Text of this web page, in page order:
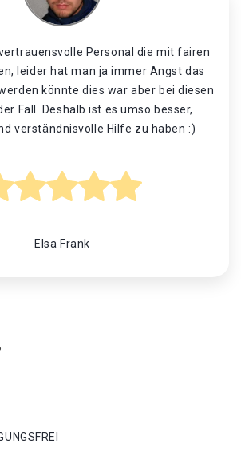
Personal die mit fairen
leider hat man ja immer Angst das
könnte dies war aber bei diesen
Fall. Deshalb ist es umso besser,
verständnisvolle Hilfe zu haben :)
Elsa Frank